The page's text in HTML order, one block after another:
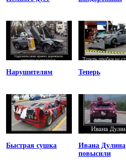
Нарушителям Теперь
Быстрая сушка
Ивана Дулина
повысили